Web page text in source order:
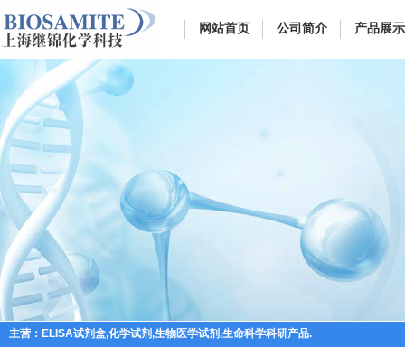
网站首页 公司简介 产品展示
主营：ELISA试剂盒,化学试剂,生物医学试剂,生命科学科研产品.